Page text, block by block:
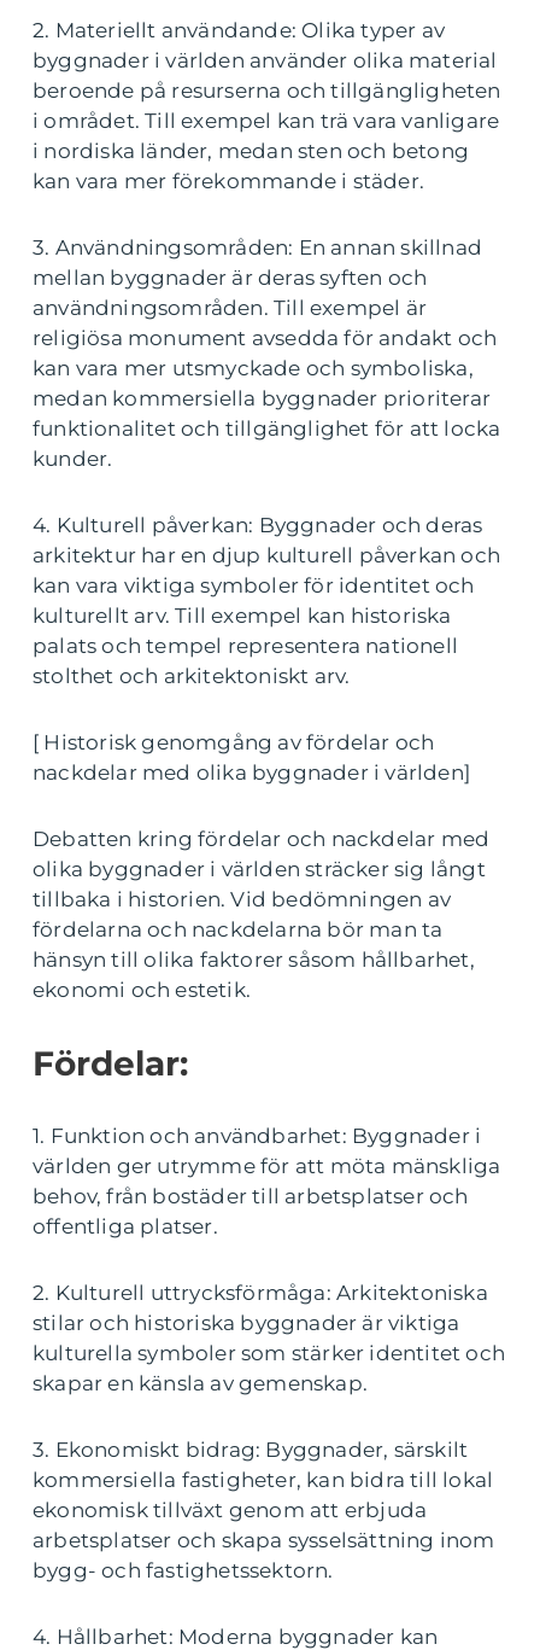
2. Materiellt användande: Olika typer av
byggnader i världen använder olika material
beroende på resurserna och tillgängligheten
i området. Till exempel kan trä vara vanligare
i nordiska länder, medan sten och betong
kan vara mer förekommande i städer.
3. Användningsområden: En annan skillnad
mellan byggnader är deras syften och
användningsområden. Till exempel är
religiösa monument avsedda för andakt och
kan vara mer utsmyckade och symboliska,
medan kommersiella byggnader prioriterar
funktionalitet och tillgänglighet för att locka
kunder.
4. Kulturell påverkan: Byggnader och deras
arkitektur har en djup kulturell påverkan och
kan vara viktiga symboler för identitet och
kulturellt arv. Till exempel kan historiska
palats och tempel representera nationell
stolthet och arkitektoniskt arv.
[ Historisk genomgång av fördelar och
nackdelar med olika byggnader i världen]
Debatten kring fördelar och nackdelar med
olika byggnader i världen sträcker sig långt
tillbaka i historien. Vid bedömningen av
fördelarna och nackdelarna bör man ta
hänsyn till olika faktorer såsom hållbarhet,
ekonomi och estetik.
Fördelar:
1. Funktion och användbarhet: Byggnader i
världen ger utrymme för att möta mänskliga
behov, från bostäder till arbetsplatser och
offentliga platser.
2. Kulturell uttrycksförmåga: Arkitektoniska
stilar och historiska byggnader är viktiga
kulturella symboler som stärker identitet och
skapar en känsla av gemenskap.
3. Ekonomiskt bidrag: Byggnader, särskilt
kommersiella fastigheter, kan bidra till lokal
ekonomisk tillväxt genom att erbjuda
arbetsplatser och skapa sysselsättning inom
bygg- och fastighetssektorn.
4. Hållbarhet: Moderna byggnader kan